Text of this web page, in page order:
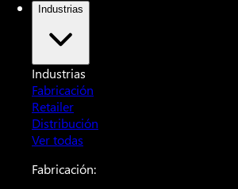
Industrias
Industrias
Fabricación
Retailer
Distribución
Ver todas
Fabricación: